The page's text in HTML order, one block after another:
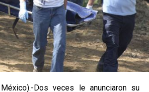
Dos veces le anunciaron su